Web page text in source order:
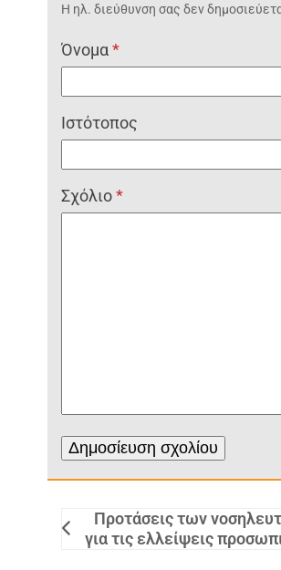
Η ηλ. διεύθυνση σας δεν
Όνομα*
Ιστότοπος
Σχόλιο*
Προτάσεις των
για τις ελλείψεις